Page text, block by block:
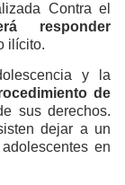
Contra el
responder
ilícito.
y la
de
sus derechos.
dejar a un
en